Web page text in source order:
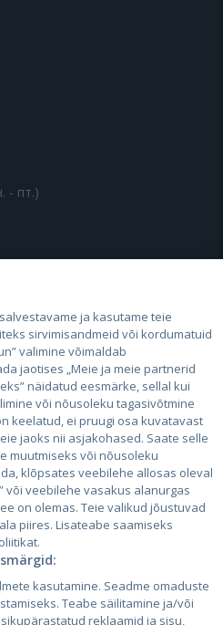
- пт.)
CVbankas.lt
Kainos.lt
ja kasutame teie
sirvimisandmeid või kordumatuid
valimine võimaldab
jaotises „Meie ja meie partnerid
näidatud eesmärke, sellal kui
või nõusoleku tagasivõtmine
keelatud, ei pruugi osa kuvatavast
jaoks nii asjakohased. Saate selle
muutmiseks või nõusoleku
klõpsates veebilehe allosas oleval
või veebilehe vasakus alanurgas
on olemas. Teie valikud jõustuvad
piires. Lisateabe saamiseks
kasutamine. Seadme omaduste
Teabe säilitamine ja/või
reklaamid ja sisu,